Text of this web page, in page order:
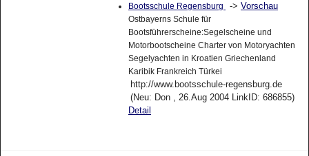
Bootsschule Regensburg -> Vorschau
Ostbayerns Schule für
Bootsführerscheine:Segelscheine und
Motorbootscheine Charter von Motoryachten
Segelyachten in Kroatien Griechenland
Karibik Frankreich Türkei
http://www.bootsschule-regensburg.de
(Neu: Don , 26.Aug 2004 LinkID: 686855)
Detail